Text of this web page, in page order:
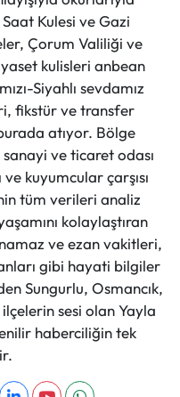
Kulesi ve Gazi
Çorum Valiliği ve
kulisleri anbean
Siyahlı sevdamız
fikstür ve transfer
atıyor. Bölge
ve ticaret odası
kuyumcular çarşısı
tüm verileri analiz
kolaylaştıran
ve ezan vakitleri,
gibi hayati bilgiler
Sungurlu, Osmancık,
sesi olan Yayla
haberciliğin tek